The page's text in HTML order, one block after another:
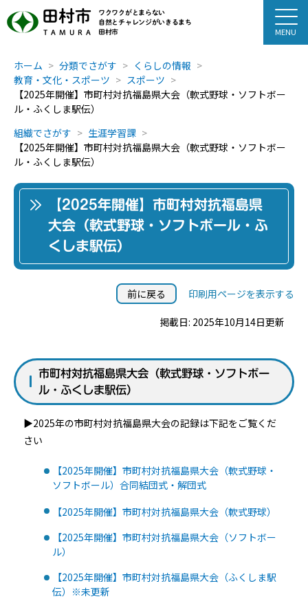
田村市
TAMURA
ワクワクがとまらない
自然とチャレンジがいきるまち
田村市
ホーム 分類でさがす
くらしの情報
教育・文化・スポーツ
スポーツ
【2025年開催】市町村対抗福島県大会（軟式野球・ソフトボー
ル・ふくしま駅伝）
組織でさがす
生涯学習課
【2025年開催】市町村対抗福島県大会（軟式野球・ソフトボー
ル・ふくしま駅伝）
【2025年開催】市町村対抗福島県
大会（軟式野球・ソフトボール・ふ
くしま駅伝）
前に戻る 印刷用ページを表示する
掲載日: 2025年10月14日更新
市町村対抗福島県大会（軟式野球・ソフトボー
ル・ふくしま駅伝）
▶2025年の市町村対抗福島県大会の記録は下記をご覧くだ
さい
【2025年開催】市町村対抗福島県大会（軟式野球・
ソフトボール）合同結団式・解団式
【2025年開催】市町村対抗福島県大会（軟式野球）
【2025年開催】市町村対抗福島県大会（ソフトボー
ル）
【2025年開催】市町村対抗福島県大会（ふくしま駅
伝）※未更新